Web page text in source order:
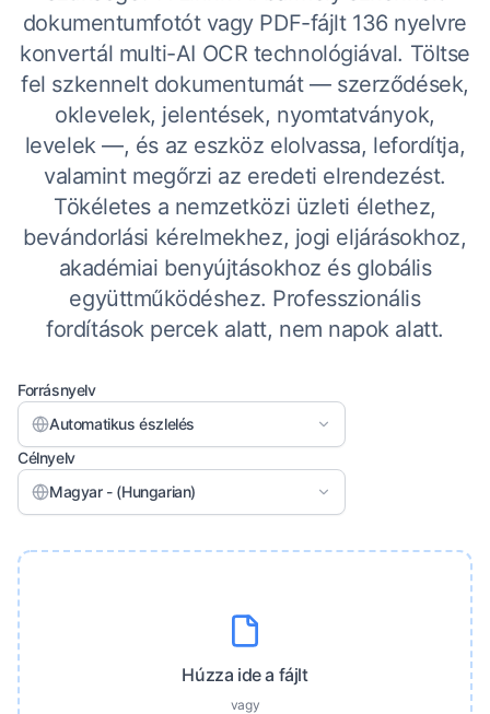
dokumentumfotót vagy PDF-fájlt 136 nyelvre
konvertál multi-AI OCR technológiával. Töltse
fel szkennelt dokumentumát — szerződések,
oklevelek, jelentések, nyomtatványok,
levelek —, és az eszköz elolvassa, lefordítja,
valamint megőrzi az eredeti elrendezést.
Tökéletes a nemzetközi üzleti élethez,
bevándorlási kérelmekhez, jogi eljárásokhoz,
akadémiai benyújtásokhoz és globális
együttműködéshez. Professzionális
fordítások percek alatt, nem napok alatt.
Forrásnyelv
Automatikus észlelés
Célnyelv
Magyar - (Hungarian)
Húzza ide a fájlt
vagy